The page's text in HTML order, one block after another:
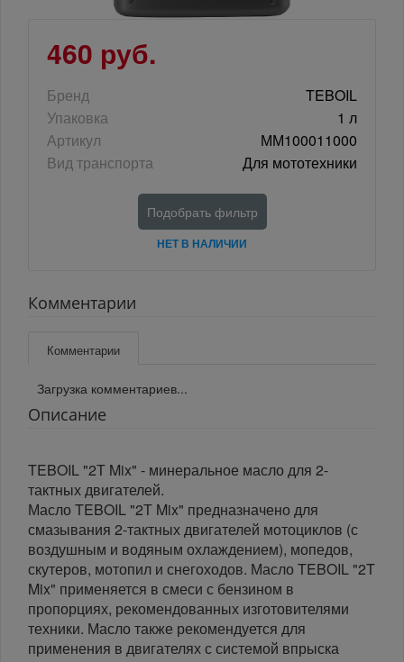
460 руб.
Бренд
TEBOIL
Упаковка
1 л
Артикул
ММ100011000
Вид транспорта
Для мототехники
Подобрать фильтр
НЕТ В НАЛИЧИИ
Комментарии
Комментарии
Загрузка комментариев...
Описание
TEBOIL "2Т Mix" - минеральное масло для 2-
тактных двигателей.
Масло TEBOIL "2Т Mix" предназначено для
смазывания 2-тактных двигателей мотоциклов (с
воздушным и водяным охлаждением), мопедов,
скутеров, мотопил и снегоходов. Масло TEBOIL "2T
Mix" применяется в смеси с бензином в
пропорциях, рекомендованных изготовителями
техники. Масло также рекомендуется для
применения в двигателях с системой впрыска